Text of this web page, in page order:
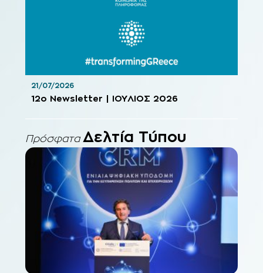
12o Newsletter | ΙΟΥΛΙΟΣ 2026
21/07/2026
Πρόσφατα Δελτία Τύπου